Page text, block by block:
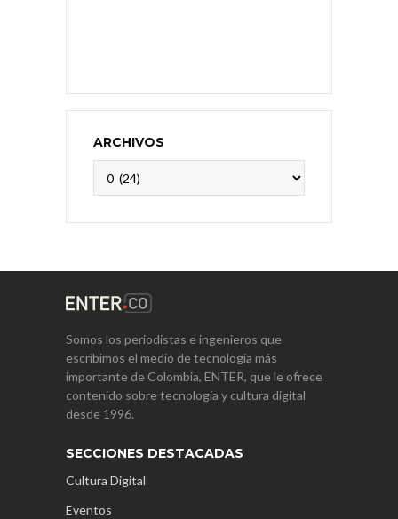
ARCHIVOS
Somos los periodistas e ingenieros que
escribimos el medio de tecnología más
importante de Colombia, ENTER, que le ofrece
contenido sobre tecnología y cultura digital
desde 1996.
SECCIONES DESTACADAS
Cultura Digital
Eventos